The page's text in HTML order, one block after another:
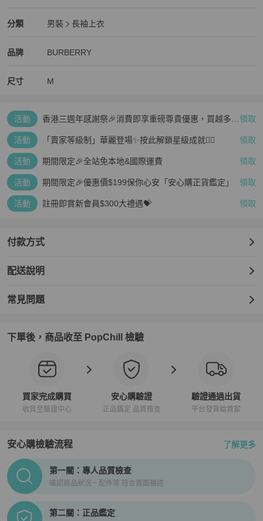
分類
BURBERRY男裝分類資訊
男裝
長袖上衣
品牌
BURBERRY精品男裝品牌介紹
BURBERRY
BURBERRY推薦清單
尺寸 M
活動
香港三週年感謝祭🎉消費即享重磅尊貴優惠，買越多、 領取
活動 「賣家等級制」華麗登場✨按此解鎖星級成就👆🏻 領取
活動 期間限定🎉全站免本地&國際運費 領取
活動 期間限定🎉優惠價$199保你心安「安心購正貨鑑定」 領取
活動 註冊即賞新會員$300大禮遇💝 領取
付款方式
配送說明
常見問題
下單後，商品收至 PopChill 檢驗
買家完成購買
收貨至驗證中心
安心購驗證
正品鑑定 品質檢查
驗證通過出貨
平台發貨給買家
安心購檢驗流程 了解更多
PopChill拍拍圈正品驗證、安心購檢驗流程介紹
第一關：專人品質檢查
確認商品狀況、配件等 符合頁面描述
第二關：正品鑑定